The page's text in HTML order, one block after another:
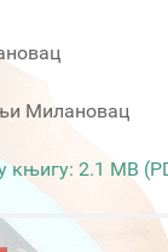
Милановац
књигу: 2.1 MB